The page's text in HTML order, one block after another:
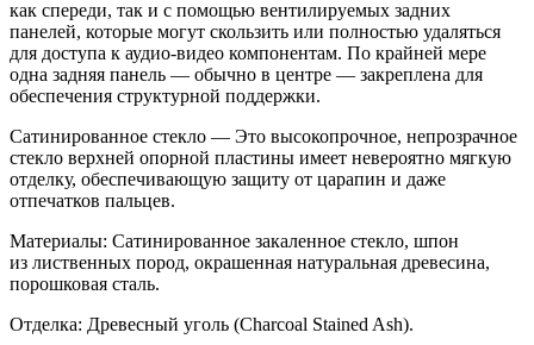
как спереди, так и с помощью вентилируемых задних
панелей, которые могут скользить или полностью удаляться
для доступа к аудио-видео компонентам. По крайней мере
одна задняя панель — обычно в центре — закреплена для
обеспечения структурной поддержки.
Сатинированное стекло — Это высокопрочное, непрозрачное
стекло верхней опорной пластины имеет невероятно мягкую
отделку, обеспечивающую защиту от царапин и даже
отпечатков пальцев.
Материалы: Сатинированное закаленное стекло, шпон
из лиственных пород, окрашенная натуральная древесина,
порошковая сталь.
Отделка: Древесный уголь (Charcoal Stained Ash).